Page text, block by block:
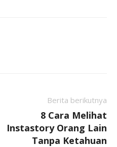
Berita berikutnya
8 Cara Melihat
Instastory Orang Lain
Tanpa Ketahuan